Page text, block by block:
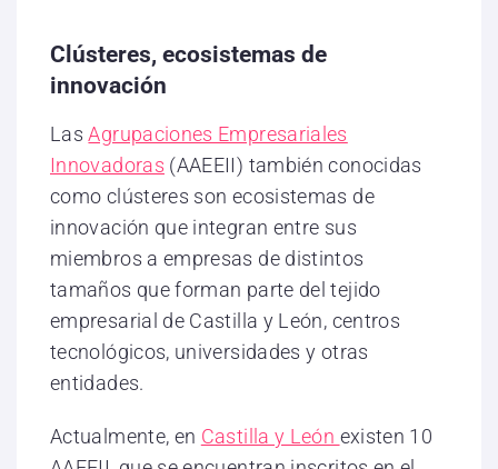
Clústeres, ecosistemas de
innovación
LasAgrupaciones Empresariales
Innovadoras (AAEEII) también conocidas
como clústeres son ecosistemas de
innovación que integran entre sus
miembros a empresas de distintos
tamaños que forman parte del tejido
empresarial de Castilla y León, centros
tecnológicos, universidades y otras
entidades.
Actualmente, en Castilla y León existen 10